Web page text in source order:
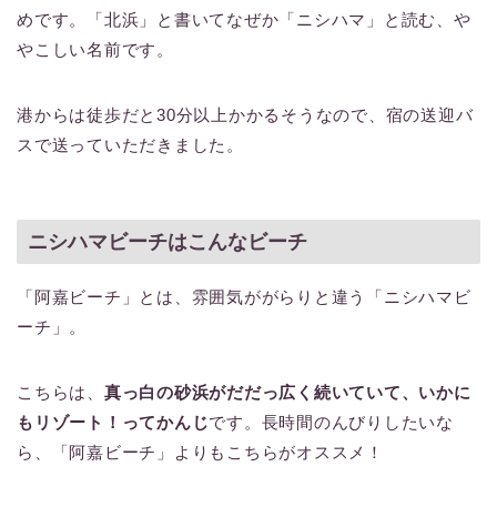
めです。「北浜」と書いてなぜか「ニシハマ」と読む、や
やこしい名前です。
港からは徒歩だと30分以上かかるそうなので、宿の送迎バ
スで送っていただきました。
ニシハマビーチはこんなビーチ
「阿嘉ビーチ」とは、雰囲気ががらりと違う「ニシハマビ
ーチ」。
こちらは、 真っ白の砂浜がだだっ広く続いていて、いかに
もリゾート！ってかんじです。長時間のんびりしたいな
ら、「阿嘉ビーチ」よりもこちらがオススメ！